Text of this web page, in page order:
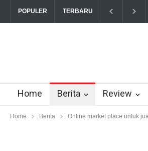
POPULER TERBARU
“Triump Over Pain” sudah hadir
Home Berita Review
Home Berita Online market place untuk